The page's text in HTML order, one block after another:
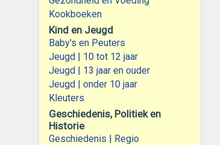
Kookboeken
Kind en Jeugd
Baby's en Peuters
Jeugd | 10 tot 12 jaar
Jeugd | 13 jaar en ouder
Jeugd | onder 10 jaar
Kleuters
Geschiedenis, Politiek en
Historie
Geschiedenis | Regio